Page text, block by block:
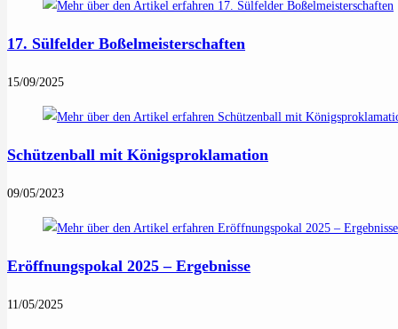
17. Sülfelder Boßelmeisterschaften
15/09/2025
Schützenball mit Königsproklamation
09/05/2023
Eröffnungspokal 2025 – Ergebnisse
11/05/2025